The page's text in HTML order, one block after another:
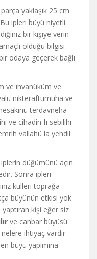
yaklaşık 25 cm
ipleri büyü niyetli
bir kişiye verin
olduğu bilgisi
odaya geçerek bağlı
ve ıhvanüküm ve
nıkteraftümuha ve
terdavneha
ve cihadin fı sebılihı
vallahü la yehdil
düğümünü açın.
Sonra ipleri
külleri toprağa
büyünün etkisi yok
kişi eğer siz
ve canbar büyüsü
ihtiyaç vardır
büyü yapımına